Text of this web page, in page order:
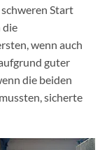
Start
die
wenn auch
guter
die beiden
sicherte